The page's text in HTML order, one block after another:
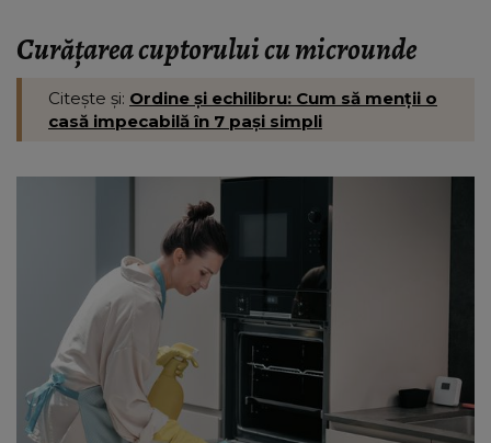
Curățarea cuptorului cu microunde
Citește și: Ordine și echilibru: Cum să menții o
casă impecabilă în 7 pași simpli